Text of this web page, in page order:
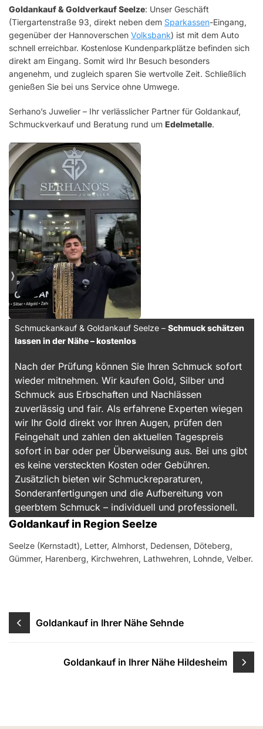
Goldankauf & Goldverkauf Seelze: Unser Geschäft
(Tiergartenstraße 93, direkt neben dem Sparkassen-Eingang,
gegenüber der Hannoverschen Volksbank) ist mit dem Auto
schnell erreichbar. Kostenlose Kundenparkplätze befinden sich
direkt am Eingang. Somit wird Ihr Besuch besonders
angenehm, und zugleich sparen Sie wertvolle Zeit. Schließlich
genießen Sie bei uns Service ohne Umwege.
Serhano’s Juwelier – Ihr verlässlicher Partner für Goldankauf,
Schmuckverkauf und Beratung rund um Edelmetalle.
Schmuckankauf & Goldankauf Seelze – Schmuck schätzen
lassen in der Nähe – kostenlos
Nach der Prüfung können Sie Ihren Schmuck sofort
wieder mitnehmen. Wir kaufen Gold, Silber und
Schmuck aus Erbschaften und Nachlässen
zuverlässig und fair. Als erfahrene Experten wiegen
wir Ihr Gold direkt vor Ihren Augen, prüfen den
Feingehalt und zahlen den aktuellen Tagespreis
sofort in bar oder per Überweisung aus. Bei uns gibt
es keine versteckten Kosten oder Gebühren.
Zusätzlich bieten wir Schmuckreparaturen,
Sonderanfertigungen und die Aufbereitung von
geerbtem Schmuck – individuell und professionell.
Goldankauf in Region Seelze
Seelze (Kernstadt), Letter, Almhorst, Dedensen, Döteberg,
Gümmer, Harenberg, Kirchwehren, Lathwehren, Lohnde, Velber.
Beitragsnavigation
Goldankauf in Ihrer Nähe Sehnde
Goldankauf in Ihrer Nähe Hildesheim